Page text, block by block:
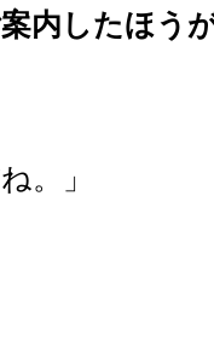
内したほう
。」